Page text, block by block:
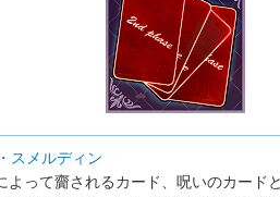
スメルディン
よって齎されるカード、呪いのカード